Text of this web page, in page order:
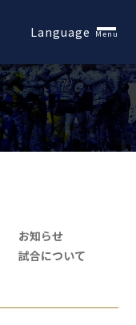
Language Menu
お知らせ
試合について